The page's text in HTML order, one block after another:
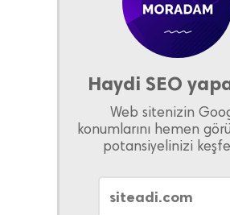
Haydi SEO
Web sitenizin
konumlarını hemen
potansiyelinizi